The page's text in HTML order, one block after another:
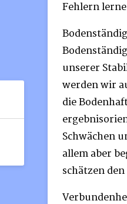
Fehlern
unserer
werden wir
die
Schwächen
allem aber
schätzen